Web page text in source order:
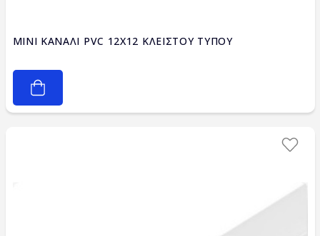
MINI ΚΑΝΑΛΙ PVC 12Χ12 ΚΛΕΙΣΤΟΥ ΤΥΠΟΥ